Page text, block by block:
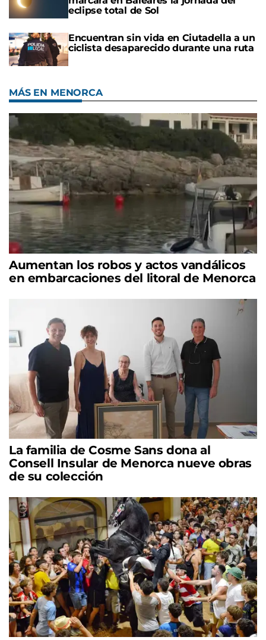
eclipse total de Sol
Encuentran sin vida en Ciutadella a un
ciclista desaparecido durante una ruta
MÁS EN MENORCA
Aumentan los robos y actos vandálicos
en embarcaciones del litoral de Menorca
La familia de Cosme Sans dona al
Consell Insular de Menorca nueve obras
de su colección